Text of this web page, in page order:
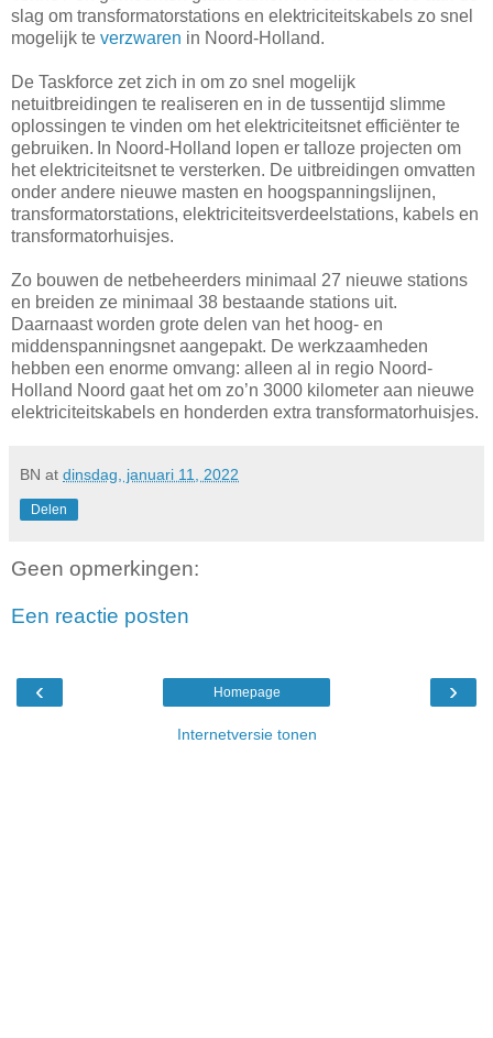
slag om transformatorstations en elektriciteitskabels zo snel
mogelijk te verzwaren in Noord-Holland.
De Taskforce zet zich in om zo snel mogelijk
netuitbreidingen te realiseren en in de tussentijd slimme
oplossingen te vinden om het elektriciteitsnet efficiënter te
gebruiken. In Noord-Holland lopen er talloze projecten om
het elektriciteitsnet te versterken. De uitbreidingen omvatten
onder andere nieuwe masten en hoogspanningslijnen,
transformatorstations, elektriciteitsverdeelstations, kabels en
transformatorhuisjes.
Zo bouwen de netbeheerders minimaal 27 nieuwe stations
en breiden ze minimaal 38 bestaande stations uit.
Daarnaast worden grote delen van het hoog- en
middenspanningsnet aangepakt. De werkzaamheden
hebben een enorme omvang: alleen al in regio Noord-
Holland Noord gaat het om zo’n 3000 kilometer aan nieuwe
elektriciteitskabels en honderden extra transformatorhuisjes.
BN at dinsdag, januari 11, 2022
Delen
Geen opmerkingen:
Een reactie posten
‹ ›
Homepage
Internetversie tonen